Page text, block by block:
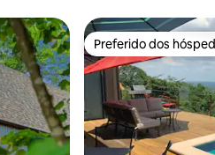
hóspedes Preferido dos
Preferido dos